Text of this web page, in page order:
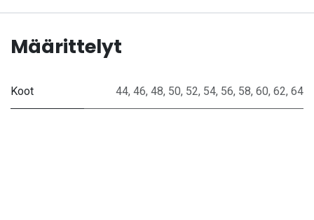
Määrittelyt
Koot 44, 46, 48, 50, 52, 54, 56, 58, 60, 62, 64